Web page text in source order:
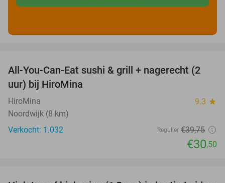
23%
All-You-Can-Eat sushi & grill + nagerecht (2
uur) bij HiroMina
HiroMina 9.3 star
Noordwijk (8 km)
Verkocht: 1.032
Regulier €39,75
€30,50